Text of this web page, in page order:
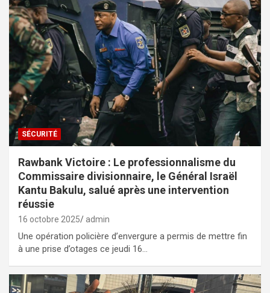
SÉCURITÉ
Rawbank Victoire : Le professionnalisme du
Commissaire divisionnaire, le Général Israël
Kantu Bakulu, salué après une intervention
réussie
16 octobre 2025 admin
Une opération policière d’envergure a permis de mettre fin
à une prise d’otages ce jeudi 16…